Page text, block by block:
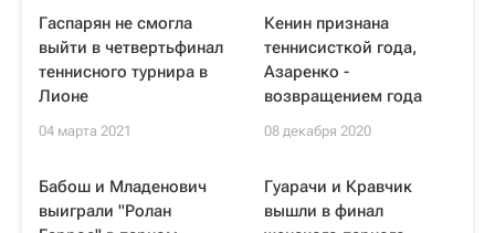
Гаспарян не смогла
выйти в четвертьфинал
теннисного турнира в
Лионе
04 марта 2021
Кенин признана
теннисисткой года,
Азаренко -
возвращением года
08 декабря 2020
Бабош и Младенович
выиграли "Ролан
Гуарачи и Кравчик
вышли в финал